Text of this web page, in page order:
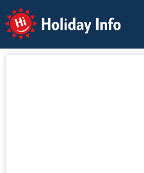
Holiday Info